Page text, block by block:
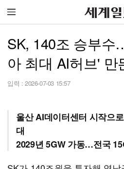
SK, 140조 승부
아 최대 AI허브' 만
입력 : 2026-07-03 15:57
울산 AI데이터센터 시작으
대
2029년 5GW 가동…전국